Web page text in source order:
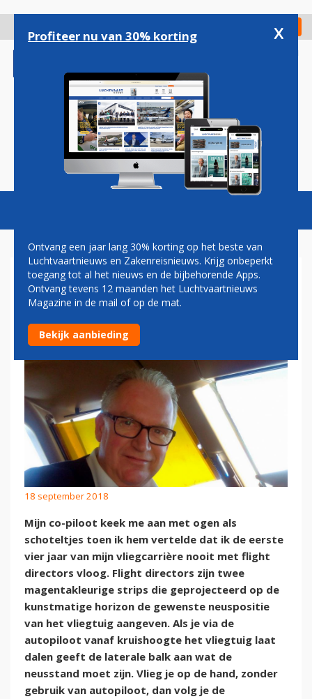
gaan
Check in
Magazine Podcasts Vacatures
HERMAN MATEBOER:
VLIEGHANDJE
18 september 2018
Mijn co-piloot keek me aan met ogen als
schoteltjes toen ik hem vertelde dat ik de eerste
vier jaar van mijn vliegcarrière nooit met flight
directors vloog. Flight directors zijn twee
magentakleurige strips die geprojecteerd op de
kunstmatige horizon de gewenste neuspositie
van het vliegtuig aangeven. Als je via de
autopiloot vanaf kruishoogte het vliegtuig laat
dalen geeft de laterale balk aan wat de
neusstand moet zijn. Vlieg je op de hand, zonder
gebruik van autopiloot, dan volg je de
Profiteer nu van 30% korting x
Ontvang een jaar lang 30% korting op het beste van
Luchtvaartnieuws en Zakenreisnieuws. Krijg onbeperkt
toegang tot al het nieuws en de bijbehorende Apps.
Ontvang tevens 12 maanden het Luchtvaartnieuws
Magazine in de mail of op de mat.
Bekijk aanbieding